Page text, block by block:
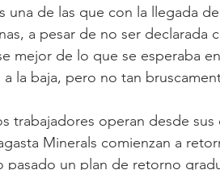
una de las que con la llegada
a pesar de no ser declarada
mejor de lo que se esperaba
la baja, pero no tan
trabajadores operan desde sus
Minerals comienzan a
pasado un plan de retorno